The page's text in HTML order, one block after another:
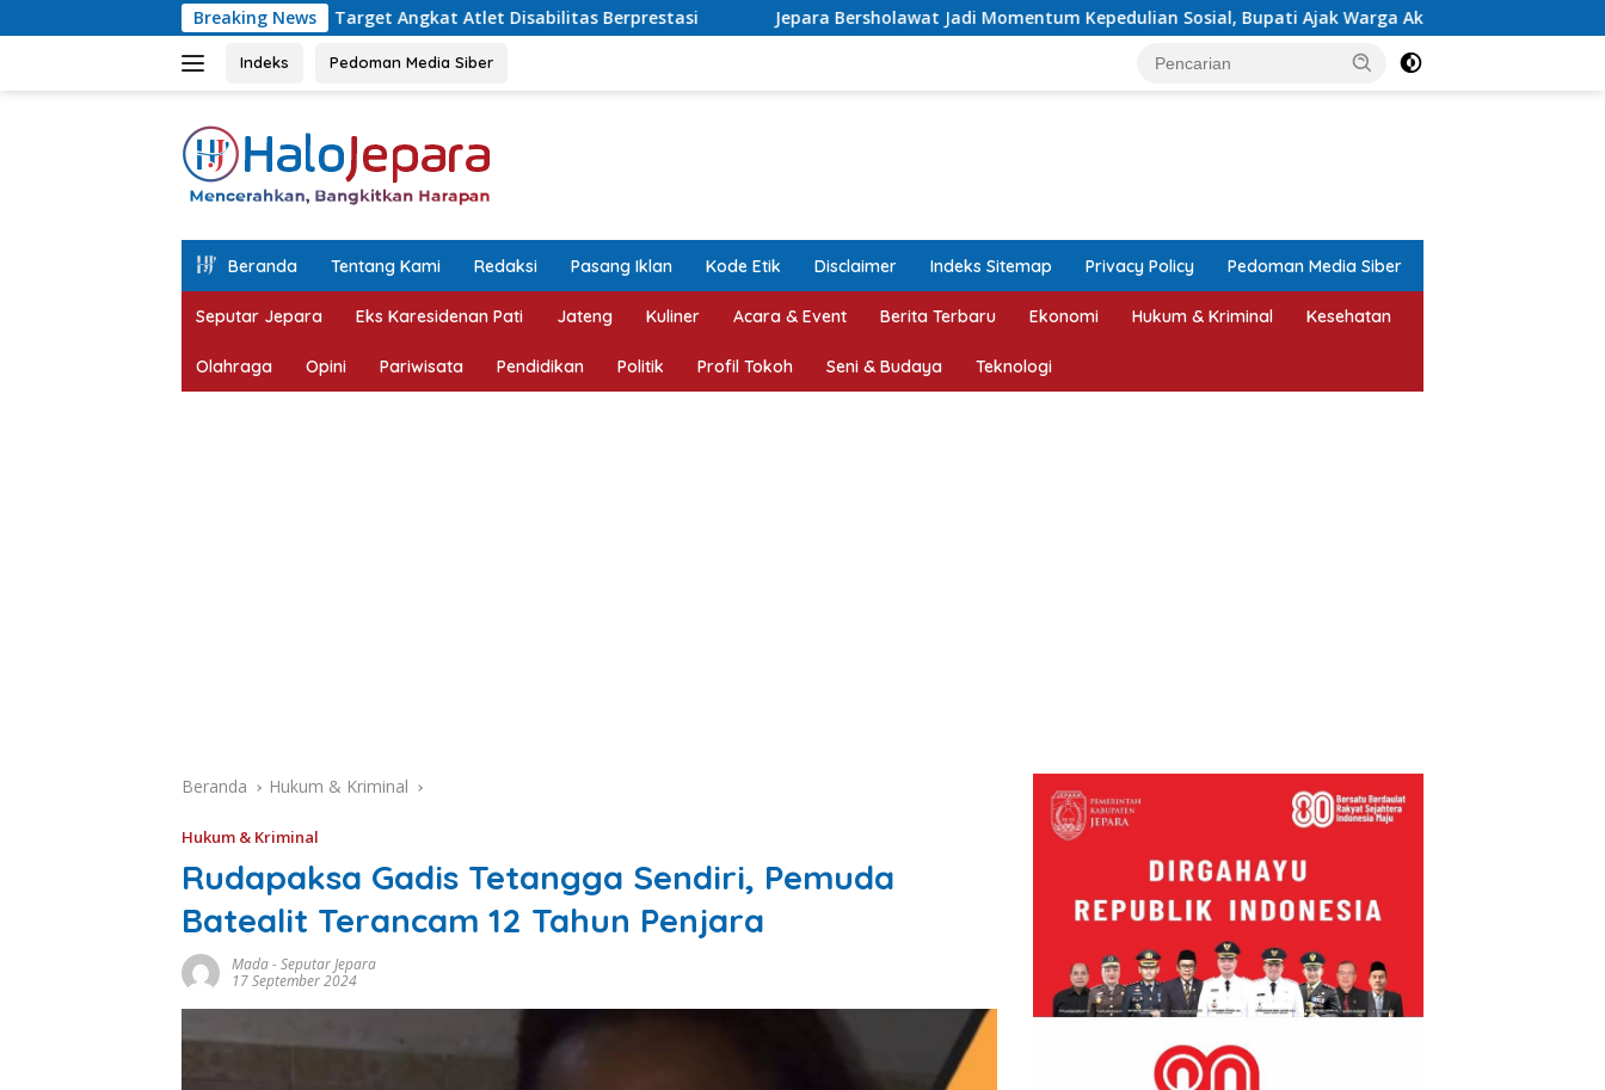
ke
Breaking News
NPCI Jepara, Target Angkat Atlet Disabilitas Berprestasi Jepara Bersholawat Jadi Momentum Kepedulian Sosial, Bupati Ajak Warga Aktif Laporkan Kesulitan Pangan
Indeks Pedoman Media Siber
Beranda Tentang Kami Redaksi Pasang Iklan Kode Etik Disclaimer Indeks Sitemap Privacy Policy Pedoman Media Siber
Seputar Jepara Eks Karesidenan Pati Jateng Kuliner Acara & Event Berita Terbaru Ekonomi Hukum & Kriminal Kesehatan
Olahraga Opini Pariwisata Pendidikan Politik Profil Tokoh Seni & Budaya Teknologi
Beranda Hukum & Kriminal
Hukum & Kriminal
Rudapaksa Gadis Tetangga Sendiri, Pemuda
Batealit Terancam 12 Tahun Penjara
Mada-Seputar Jepara
17 September 2024